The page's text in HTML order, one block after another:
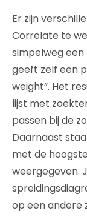
Er zijn
Correlate te
simpelweg
geeft zelf een
weight”. Het
lijst met
passen bij de
Daarnaast
met de
weergegeven.
op een andere